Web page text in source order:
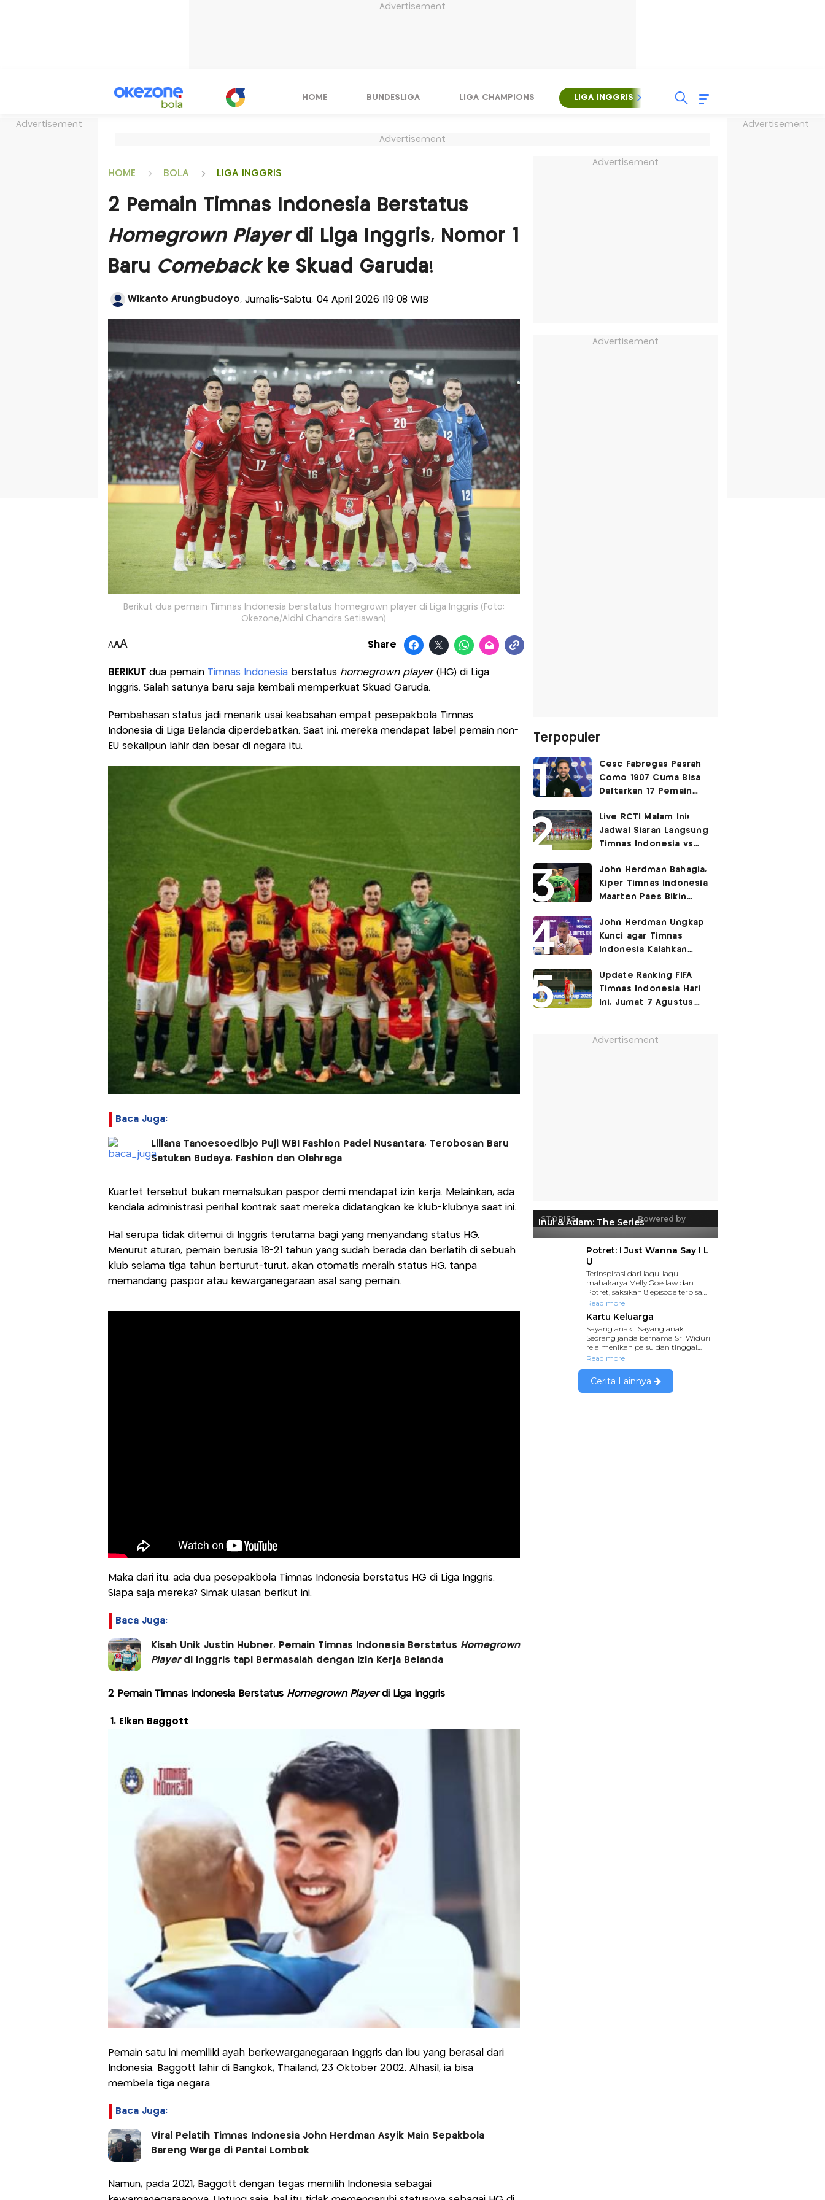
Advertisement
Advertisement Advertisement
HOME BUNDESLIGA LIGA CHAMPIONS LIGA INGGRIS LIGA ITALIA
Advertisement
HOME BOLA LIGA INGGRIS
2 Pemain Timnas Indonesia Berstatus
Homegrown Playerdi Liga Inggris, Nomor 1
Baru Comebackke Skuad Garuda!
Wikanto Arungbudoyo, Jurnalis-Sabtu, 04 April 2026 |19:08 WIB
Berikut dua pemain Timnas Indonesia berstatus homegrown player di Liga Inggris (Foto:
Okezone/Aldhi Chandra Setiawan)
AAA Share
BERIKUTdua pemain Timnas Indonesiaberstatus homegrown player(HG) di Liga
Inggris. Salah satunya baru saja kembali memperkuat Skuad Garuda.
Pembahasan status jadi menarik usai keabsahan empat pesepakbola Timnas
Indonesia di Liga Belanda diperdebatkan. Saat ini, mereka mendapat label pemain non-
EU sekalipun lahir dan besar di negara itu.
Baca Juga:
Liliana Tanoesoedibjo Puji WBI Fashion Padel Nusantara, Terobosan Baru
Satukan Budaya, Fashion dan Olahraga
Kuartet tersebut bukan memalsukan paspor demi mendapat izin kerja. Melainkan, ada
kendala administrasi perihal kontrak saat mereka didatangkan ke klub-klubnya saat ini.
Hal serupa tidak ditemui di Inggris terutama bagi yang menyandang status HG.
Menurut aturan, pemain berusia 18-21 tahun yang sudah berada dan berlatih di sebuah
klub selama tiga tahun berturut-turut, akan otomatis meraih status HG, tanpa
memandang paspor atau kewarganegaraan asal sang pemain.
Maka dari itu, ada dua pesepakbola Timnas Indonesia berstatus HG di Liga Inggris.
Siapa saja mereka? Simak ulasan berikut ini.
Baca Juga:
Kisah Unik Justin Hubner, Pemain Timnas Indonesia Berstatus Homegrown
Playerdi Inggris tapi Bermasalah dengan Izin Kerja Belanda
2 Pemain Timnas Indonesia Berstatus Homegrown Playerdi Liga Inggris
1. Elkan Baggott
Pemain satu ini memiliki ayah berkewarganegaraan Inggris dan ibu yang berasal dari
Indonesia. Baggott lahir di Bangkok, Thailand, 23 Oktober 2002. Alhasil, ia bisa
membela tiga negara.
Baca Juga:
Viral Pelatih Timnas Indonesia John Herdman Asyik Main Sepakbola
Bareng Warga di Pantai Lombok
Namun, pada 2021, Baggott dengan tegas memilih Indonesia sebagai
Advertisement
Advertisement
Terpopuler
Cesc Fabregas Pasrah
Como 1907 Cuma Bisa
Daftarkan 17 Pemain
2026-2027
Live RCTI Malam Ini!
Jadwal Siaran Langsung
Timnas Indonesia vs
2026: Laga Hidup Mati
John Herdman Bahagia,
Kiper Timnas Indonesia
Maarten Paes Bikin
Duduk di Bangku
Cadangan!
John Herdman Ungkap
Kunci agar Timnas
Indonesia Kalahkan
2026: Tenang tapi
Berapi-api
Update Ranking FIFA
Timnas Indonesia Hari
Ini, Jumat 7 Agustus
Advertisement